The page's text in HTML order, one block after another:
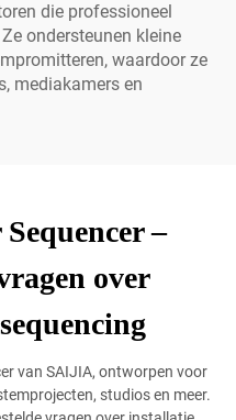
die professioneel
ondersteunen kleine
waardoor ze
mediakamers en
–
over
van SAIJIA, ontworpen voor
studios en meer.